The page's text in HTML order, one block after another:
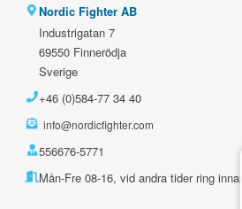
Nordic Fighter AB
Industrigatan 7
69550 Finnerödja
Sverige
+46 (0)584-77 34 40
info@nordicfighter.com
556676-5771
Mån-Fre 08-16, vid andra tider ring innan.